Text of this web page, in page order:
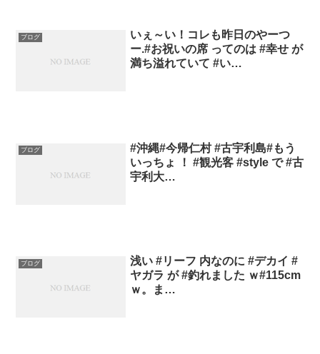
ブログ
いぇ～い！コレも昨日のやーつ
ー.#お祝いの席 ってのは #幸せ が
満ち溢れていて #い…
ブログ
#沖縄#今帰仁村 #古宇利島#もう
いっちょ ！ #観光客 #style で #古
宇利大…
ブログ
浅い #リーフ 内なのに #デカイ #
ヤガラ が #釣れました ｗ#115cm
ｗ。ま…